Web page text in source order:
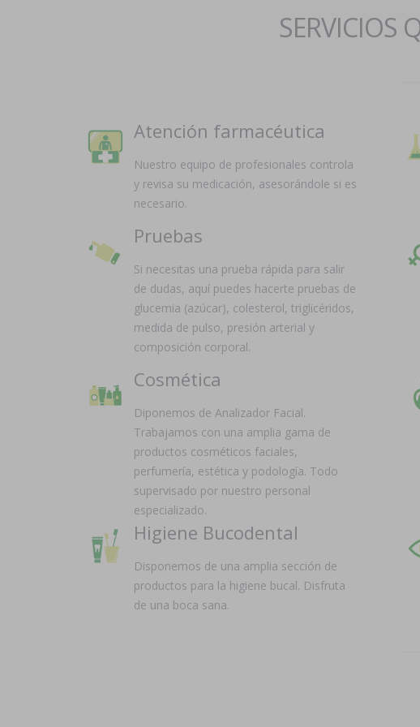
SERVICIOS
Atención farmacéutica
Nuestro equipo de profesionales controla
y revisa su medicación, asesorándole si es
necesario.
Pruebas
Si necesitas una prueba rápida para salir
de dudas, aquí puedes hacerte pruebas de
glucemia (azúcar), colesterol, triglicéridos,
medida de pulso, presión arterial y
composición corporal.
Cosmética
Diponemos de Analizador Facial.
Trabajamos con una amplia gama de
productos cosméticos faciales,
perfumería, estética y podología. Todo
supervisado por nuestro personal
especializado.
Higiene Bucodental
Disponemos de una amplia sección de
productos para la higiene bucal. Disfruta
de una boca sana.